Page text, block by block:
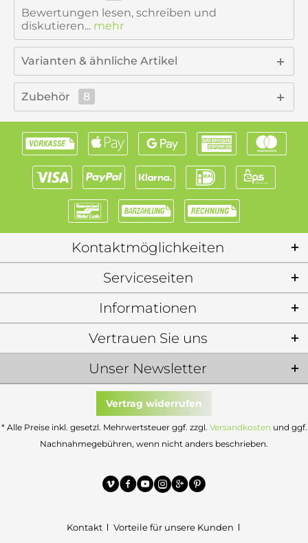
Bewertungen lesen, schreiben und
diskutieren... mehr
Varianten & ähnliche Artikel
Zubehör 8
Kontaktmöglichkeiten
Serviceseiten
Informationen
Unser Newsletter
Vertrauen Sie uns
Vertrag widerrufen
* Alle Preise inkl. gesetzl. Mehrwertsteuer ggf. zzgl. Versandkosten und ggf.
Nachnahmegebühren, wenn nicht anders beschrieben.
Kontakt
Vorteile für unsere Kunden